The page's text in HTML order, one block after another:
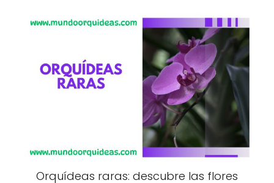
Orquídeas raras: descubre las flores